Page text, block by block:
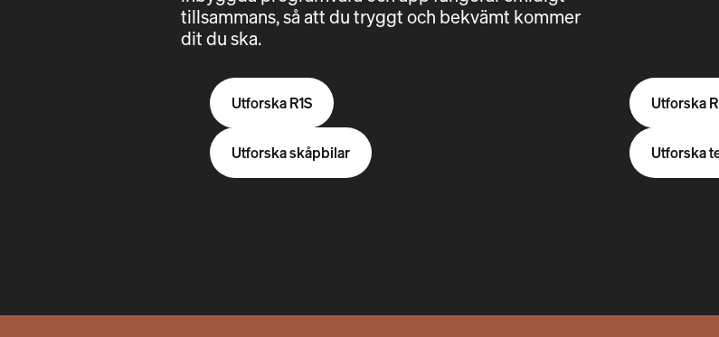
tillsammans, så att du tryggt och bekvämt kommer
dit du ska.
Utforska R1S Utforska
Utforska skåpbilar Utforska